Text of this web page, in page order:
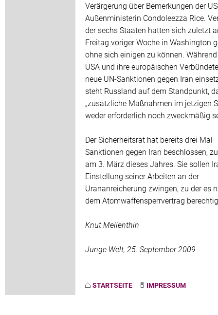
Verärgerung über Bemerkungen der
Außenministerin Condoleezza Rice.
der sechs Staaten hatten sich zuletzt
Freitag voriger Woche in Washington
ohne sich einigen zu können.
USA und ihre europäischen
neue UN-Sanktionen gegen Iran
steht Russland auf dem Standpunkt,
„zusätzliche Maßnahmen im jetzigen
weder erforderlich noch zweckmäßig
Der Sicherheitsrat hat bereits drei Mal
Sanktionen gegen Iran beschlossen,
am 3. März dieses Jahres. Sie sollen
Einstellung seiner Arbeiten an der
Urananreicherung zwingen, zu der es
dem Atomwaffensperrvertrag
Knut Mellenthin
Junge Welt, 25. September 2009
STARTSEITE IMPRESSUM